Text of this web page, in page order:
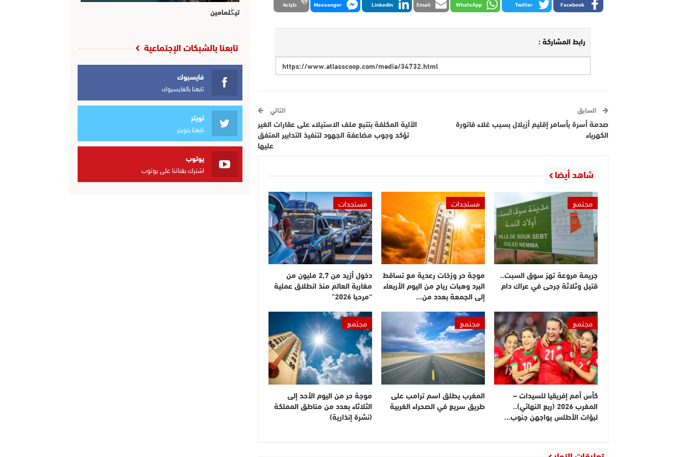
Facebook
Twitter
WhatsApp
Email
LinkedIn
Messenger طباعة
رابط المشاركة :
السابق
صدمة أسرة بأسامر إقليم أزيلال بسبب غلاء فاتورة
الكهرباء
التالي
الآلية المكلفة بتتبع ملف الاستيلاء على عقارات الغير
تؤكد وجوب مضاعفة الجهود لتنفيذ التدابير المتفق
عليها
شاهد أيضا
مجتمع
جريمة مروعة تهز سوق السبت..
قتيل وثلاثة جرحى في عراك دام
مستجدات
موجة حر وزخات رعدية مع تساقط
البرد وهبات رياح من اليوم الأربعاء
إلى الجمعة بعدد من…
مستجدات
دخول أزيد من 2,7 مليون من
مغاربة العالم منذ انطلاق عملية
“مرحبا 2026”
مجتمع
كأس أمم إفريقيا للسيدات –
المغرب 2026 (ربع النهائي)..
لبؤات الأطلس يواجهن جنوب…
مجتمع
المغرب يطلق اسم ترامب على
طريق سريع في الصحراء الغربية
مجتمع
موجة حر من اليوم الأحد إلى
الثلاثاء بعدد من مناطق المملكة
(نشرة إنذارية)
تيڭلمامين
تابعنا بالشبكات الإجتماعية
فايسبوك
تابعنا بالفايسبوك
تويتر
تابعنا بتويتر
يوتوب
اشترك بقناتنا على يوتوب